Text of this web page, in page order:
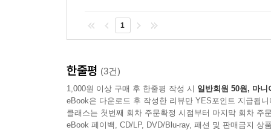
3 검색 시간
연습문제
Chapter 13 그래프
01 그래프란
02 그래프의 표현
1
한줄평 (3건)
1,000원 이상 구매 후 한줄평 작성 시 일반회원 50원, 마니
eBook은 다운로드 후 작성한 리뷰만 YES포인트 지급됩니
클래스는 첫번째 회차 주문확정 시점부터 마지막 회차 주
eBook 페이백, CD/LP, DVD/Blu-ray, 패션 및 판매금지 상